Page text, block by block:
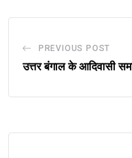
PREVIOUS POST
उत्तर बंगाल के आदिवासी